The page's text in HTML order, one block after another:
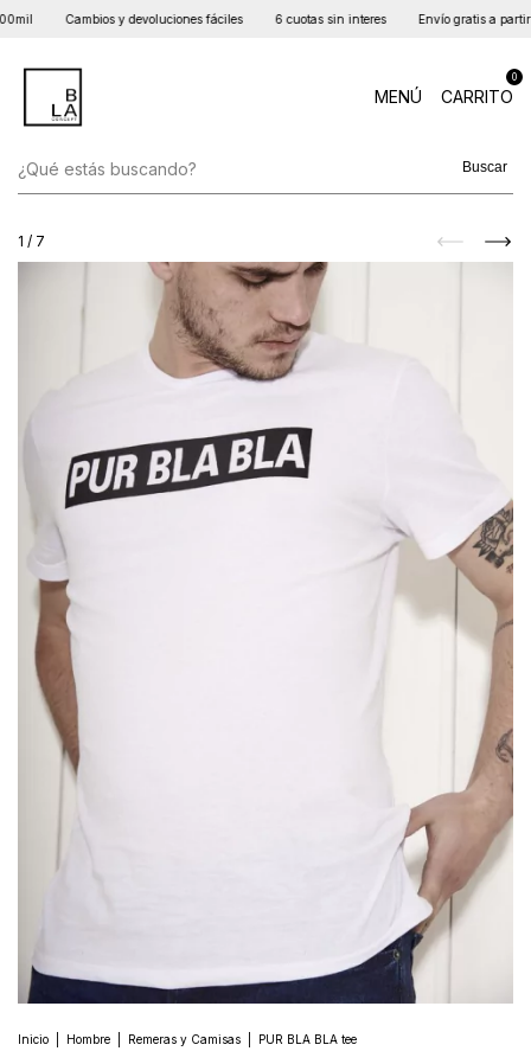
Cambios y devoluciones fáciles 6 cuotas sin interes Envío gratis a partir
MENÚ CARRITO
0
Buscar
1 / 7
Inicio Hombre Remeras y Camisas PUR BLA BLA tee